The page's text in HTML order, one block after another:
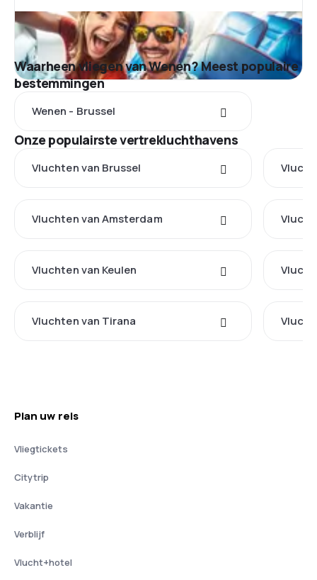
Waarheen vliegen van Wenen? Meest populaire
bestemmingen
Wenen - Brussel
Onze populairste vertrekluchthavens
Vluchten van Brussel
Vluchten van Amsterdam
Vluchten van Keulen
Vluchten van Tirana
Plan uw reis
Vliegtickets
Citytrip
Vakantie
Verblijf
Vlucht+hotel